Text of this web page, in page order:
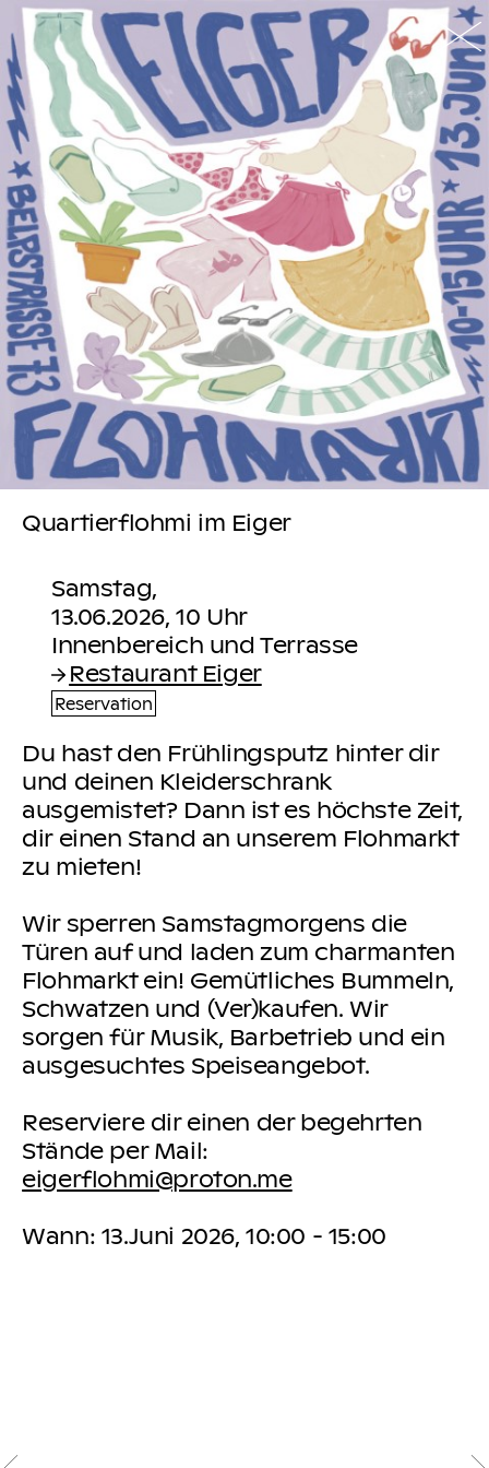
Quartierflohmi im Eiger
Samstag,
13.06.2026, 10 Uhr
Innenbereich und Terrasse
Restaurant Eiger
Reservation
Du hast den Frühlingsputz hinter dir
und deinen Kleiderschrank
ausgemistet? Dann ist es höchste Zeit,
dir einen Stand an unserem Flohmarkt
zu mieten!
Wir sperren Samstagmorgens die
Türen auf und laden zum charmanten
Flohmarkt ein! Gemütliches Bummeln,
Schwatzen und (Ver)kaufen. Wir
sorgen für Musik, Barbetrieb und ein
ausgesuchtes Speiseangebot.
Reserviere dir einen der begehrten
Stände per Mail:
eigerflohmi@proton.me
Wann: 13.Juni 2026, 10:00 - 15:00